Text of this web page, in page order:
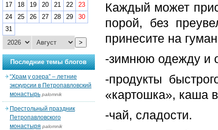
Каждый может
порой, без
принесите на
-зимнюю одежду и
-продукты
«картошка», каша
-чай, сладости.
17
18 19 20 21 22
23
24
25 26 27 28 29
30
31
>
Последние темы блогов
“Храм у озера” – летние
экскурсии в Петропавловский
монастырь palomnik
Престольный праздник
Петропавловского
монастыря palomnik